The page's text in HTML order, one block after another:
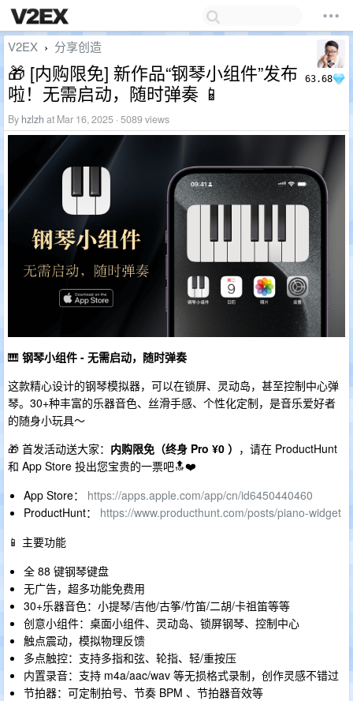
63.68
V2EX › 分享创造
🎁 [内购限免] 新作品“钢琴小组件”发布
啦！无需启动，随时弹奏 📱
By hzlzh at Mar 16, 2025 · 5089 views
🎹 钢琴小组件 - 无需启动，随时弹奏
这款精心设计的钢琴模拟器，可以在锁屏、灵动岛，甚至控制中心弹
琴。30+种丰富的乐器音色、丝滑手感、个性化定制，是音乐爱好者
的随身小玩具～
🎁 首发活动送大家： 内购限免（终身 Pro ¥0 ） ，请在 ProductHunt
和 App Store 投出您宝贵的一票吧🔝❤️
App Store： https://apps.apple.com/app/cn/id6450440460
ProductHunt： https://www.producthunt.com/posts/piano-widget
📱 主要功能
全 88 键钢琴键盘
无广告，超多功能免费用
30+乐器音色：小提琴/吉他/古筝/竹笛/二胡/卡祖笛等等
创意小组件：桌面小组件、灵动岛、锁屏钢琴、控制中心
触点震动，模拟物理反馈
多点触控：支持多指和弦、轮指、轻/重按压
内置录音：支持 m4a/aac/wav 等无损格式录制，创作灵感不错过
节拍器：可定制拍号、节奏 BPM 、节拍器音效等